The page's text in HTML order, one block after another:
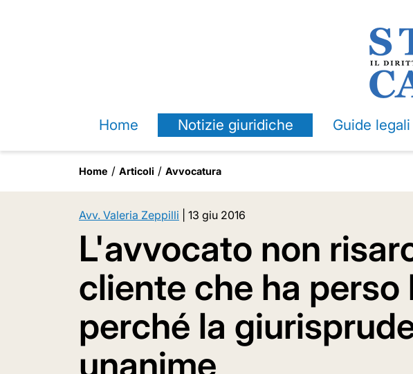
Home Notizie giuridiche Guide legali
Home Articoli Avvocatura
Avv. Valeria Zeppilli 13 giu 2016
L'avvocato non
cliente che ha perso
perché la
unanime